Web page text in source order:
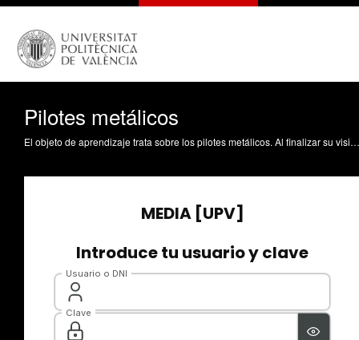
Pilotes metálicos
El objeto de aprendizaje trata sobre los pilotes metálicos. Al finalizar su visionado, los estudiantes serán capaces de comprender qué es un pilote metálico, entender cuándo son apropiados los pilotes metálicos y distinguir los distintos tipos de pilotes metálicos. Para ello, el objeto de aprendizaje se ha dividido en cuatro partes: el pilote metálico, pilotes metálicos hincados, pilote metálico atornillado y pilote metálico de disco. DER